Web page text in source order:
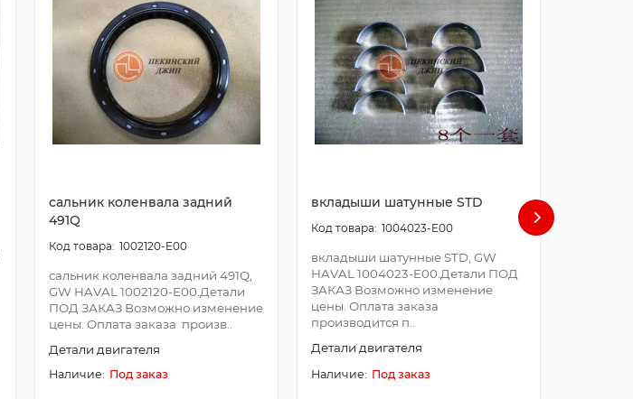
сальник коленвала задний
491Q
1002120-E00
сальник коленвала задний 491Q,
GW HAVAL 1002120-E00.Детали
ПОД ЗАКАЗ Возможно изменение
цены. Оплата заказа произв..
Детали двигателя
Под заказ
вкладыши шатунные STD
1004023-E00
вкладыши шатунные STD, GW
HAVAL 1004023-E00.Детали ПОД
ЗАКАЗ Возможно изменение
цены. Оплата заказа
производится п..
Детали двигателя
Под заказ